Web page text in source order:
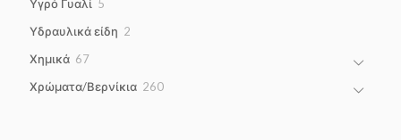
Υγρό Γυαλί 5
Υδραυλικά είδη 2
Χημικά 6767
Χρώματα/Βερνίκια 260260